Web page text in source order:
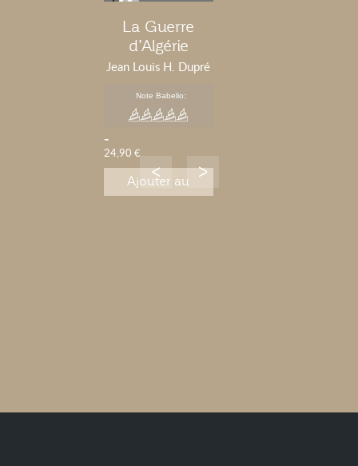
La Guerre
d’Algérie
Sebabna et les
Jean Louis H. Dupré
Note Babelio:
-
24,90 €
Ajouter au